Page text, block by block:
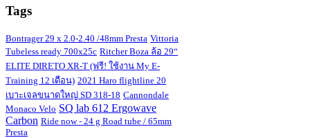
Tags
Bontrager 29 x 2.0-2.40 /48mm Presta Vittoria
Tubeless ready 700x25c Ritcher Boza ล้อ 29“
ELITE DIRETO XR-T (ฟรี! ใช้งาน My E-
Training 12 เดือน) 2021 Haro flightline 20
เบาะเจลขนาดใหญ่ SD 318-18 Cannondale
Monaco Velo SQ lab 612 Ergowave
Carbon Ride now - 24 g Road tube / 65mm
Presta